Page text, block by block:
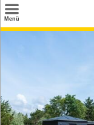
Menü
Angebote